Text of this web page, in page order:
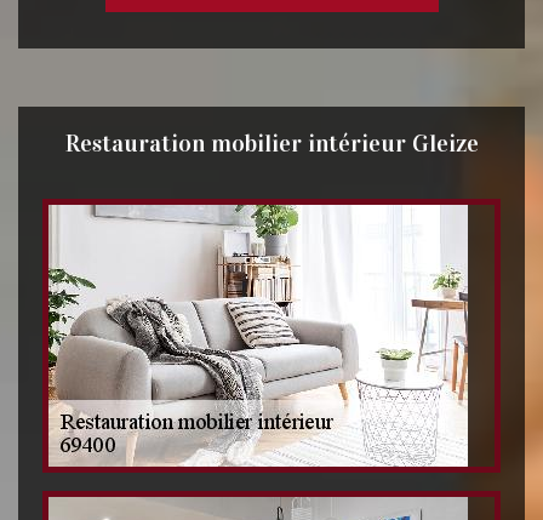
Restauration mobilier intérieur Gleize